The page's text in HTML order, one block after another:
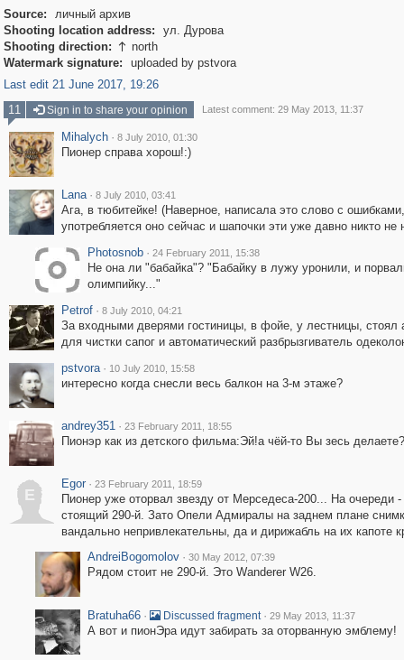
Source:
личный архив
Shooting location address:
ул. Дурова
Shooting direction:  north
Watermark signature:
uploaded by pstvora
Last edit 21 June 2017, 19:26
11
Sign in to share your opinion Latest comment: 29 May 2013, 11:37
Mihalych · 8 July 2010, 01:30
Пионер справа хорош!:)
Lana · 8 July 2010, 03:41
Ага, в тюбитейке! (Наверное, написала это слово с
употребляется оно сейчас и шапочки эти уже давно никто не
Photosnob · 24 February 2011, 15:38
Не она ли "бабайка"? "Бабайку в лужу уронили, и
олимпийку..."
Petrof · 8 July 2010, 04:21
За входными дверями гостиницы, в фойе, у лестницы, стоял
для чистки сапог и автоматический разбрызгиватель
pstvora · 10 July 2010, 15:58
интересно когда снесли весь балкон на 3-м этаже?
andrey351 · 23 February 2011, 18:55
Пионэр как из детского фильма:Эй!а чёй-то Вы зесь
E
Egor · 23 February 2011, 18:59
Пионер уже оторвал звезду от Мерседеса-200... На очереди
стоящий 290-й. Зато Опели Адмиралы на заднем плане
вандально непривлекательны, да и дирижабль на их капоте
AndreiBogomolov · 30 May 2012, 07:39
Рядом стоит не 290-й. Это Wanderer W26.
Bratuha66 · Discussed fragment · 29 May 2013, 11:37
А вот и пионЭра идут забирать за оторванную эмблему!